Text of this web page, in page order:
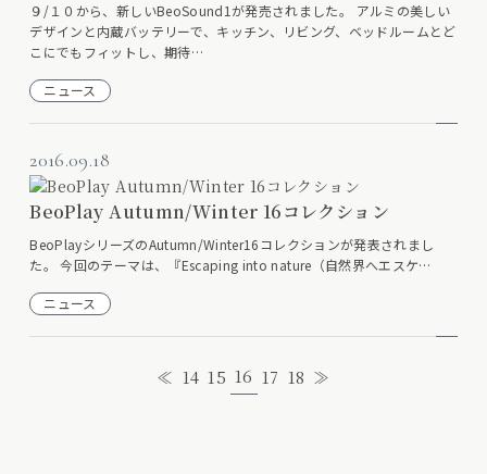
９/１０から、新しいBeoSound1が発売されました。 アルミの美しい
デザインと内蔵バッテリーで、キッチン、リビング、ベッドルームとど
こにでもフィットし、期待…
ニュース
2016.09.18
BeoPlay Autumn/Winter 16コレクション
BeoPlayシリーズのAutumn/Winter16コレクションが発表されまし
た。 今回のテーマは、『Escaping into nature（自然界へエスケ…
ニュース
≪ 14 15 16 17 18 ≫